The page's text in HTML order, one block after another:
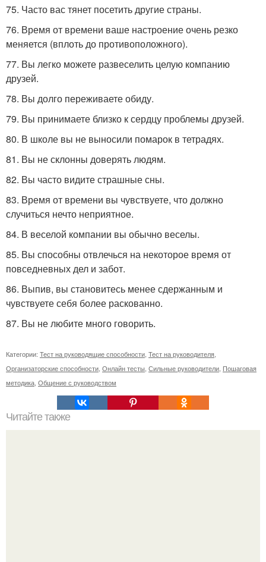
75. Часто вас тянет посетить другие страны.
76. Время от времени ваше настроение очень резко
меняется (вплоть до противоположного).
77. Вы легко можете развеселить целую компанию
друзей.
78. Вы долго переживаете обиду.
79. Вы принимаете близко к сердцу проблемы друзей.
80. В школе вы не выносили помарок в тетрадях.
81. Вы не склонны доверять людям.
82. Вы часто видите страшные сны.
83. Время от времени вы чувствуете, что должно
случиться нечто неприятное.
84. В веселой компании вы обычно веселы.
85. Вы способны отвлечься на некоторое время от
повседневных дел и забот.
86. Выпив, вы становитесь менее сдержанным и
чувствуете себя более раскованно.
87. Вы не любите много говорить.
Категории: Тест на руководящие способности Тест на руководителя
Организаторские способности Онлайн тесты Сильные руководители Пошаговая
методика Общение с руководством
Читайте также